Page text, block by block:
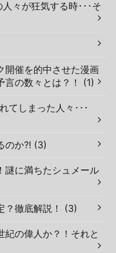
々が狂気する時･･･そ
開催を的中させた漫画
言の数々とは？！ (1)
てしまった人々･･･
のか?! (3)
謎に満ちたシュメール
？徹底解説！ (3)
紀の偉人か？！それと